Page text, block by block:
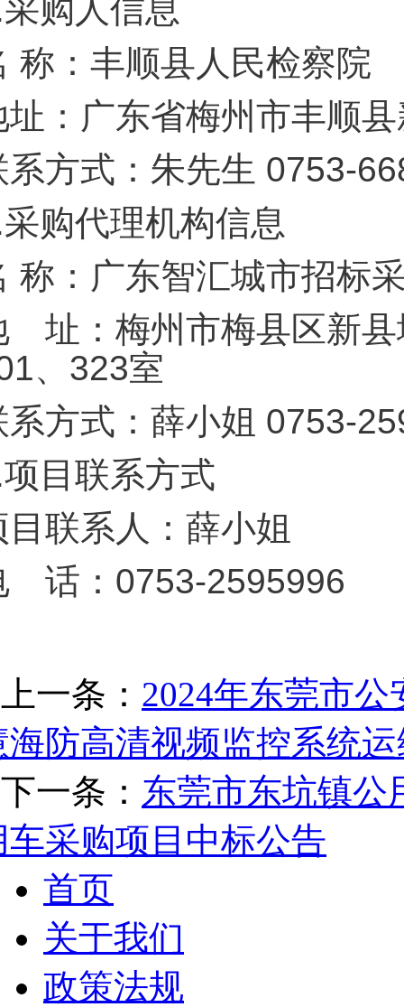
采购人信息
称：丰顺县人民检察院
址：广东省梅州市丰顺
系方式：朱先生 0753-
采购代理机构信息
称：广东智汇城市招标
址：梅州市梅县区新县
、323室
系方式：薛小姐 0753-
项目联系方式
目联系人：薛小姐
话：0753-2595996
上一条： 2024年东莞市
海防高清视频监控系统
下一条： 东莞市东坑镇公
车采购项目中标公告
首页
关于我们
政策法规